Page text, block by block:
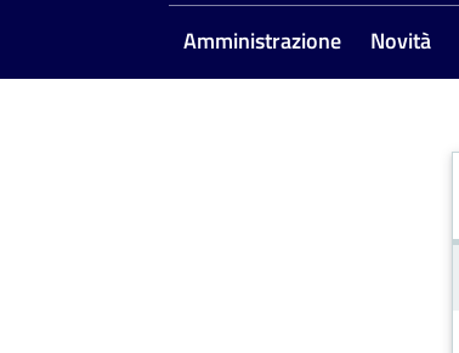
Amministrazione Novità